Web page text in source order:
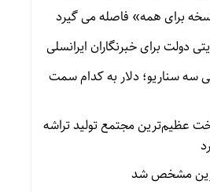
برای همه» فاصله می گیرد
سه سناریو؛ دلار به کدام سمت
عظیم‌ترین مجتمع تولید تراشه
مشخص شد